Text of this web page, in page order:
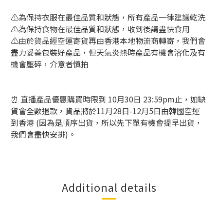
⚠️為保持衣服在最佳品質和狀態，所有產品一律建議乾洗
⚠️為保持食物在最佳品質和狀態，收到後請盡快食用
⚠️由於貨品經空運寄貨再由香港本地物流商轉寄，我們會
盡力妥善包裝好產品，但天氣炎熱時產品有機會溶化及有
機會壓碎，介意者慎拍
⏰ 直播產品優惠購買時限到 10月30日 23:59pm止，如缺
貨會全數退款，貨品將於11月28日-12月5日由韓國空運
到香港 (因為是順序出貨，所以先下單有機會提早出貨，
我們會盡快安排) 。
Additional details